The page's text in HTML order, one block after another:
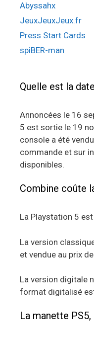
Abyssahx
JeuxJeuxJeux.fr
Press Start Cards
spiBER-man
Quelle est la
Annoncées le 16
5 est sortie le 19
console a été
commande et sur
disponibles.
Combine coûte
La Playstation 5
La version
et vendue au prix
La version digitale
format digitalisé
La manette PS5,